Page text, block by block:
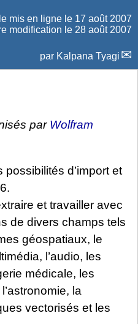
mis en ligne le 17 août 2007
modification le 28 août 2007
par Kalpana Tyagi
par Wolfram
d’import et
6.
et travailler avec
de divers champs tels
géospatiaux, le
l’audio, les
médicale, les
la
vectorisés et les